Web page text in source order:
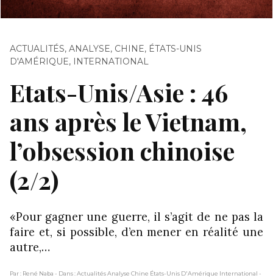
ACTUALITÉS, ANALYSE, CHINE, ÉTATS-UNIS
D'AMÉRIQUE, INTERNATIONAL
Etats-Unis/Asie : 46
ans après le Vietnam,
l’obsession chinoise
(2/2)
«Pour gagner une guerre, il s’agit de ne pas la
faire et, si possible, d’en mener en réalité une
autre,…
Par : René Naba - Dans : Actualités Analyse Chine États-Unis D'Amérique International -